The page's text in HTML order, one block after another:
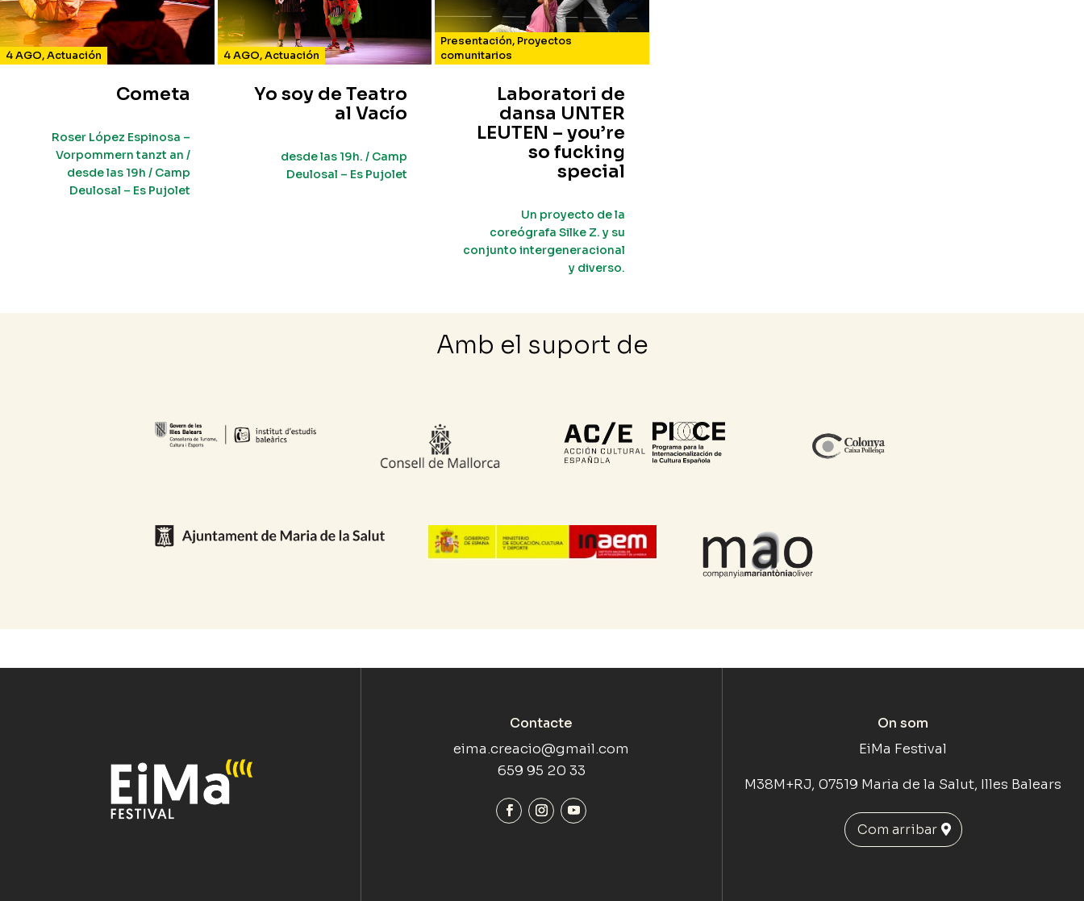
4 AGO,Actuación
Cometa
Roser López Espinosa –
Vorpommern tanzt an /
desde las 19h / Camp
Deulosal – Es Pujolet
4 AGO,Actuación
Yo soy de Teatro
al Vacío
desde las 19h. / Camp
Deulosal – Es Pujolet
Presentación, Proyectos
comunitarios
Laboratori de
dansa UNTER
LEUTEN – you’re
so fucking
special
Un proyecto de la
coreógrafa Silke Z. y su
conjunto intergeneracional
y diverso.
Amb el suport de
Contacte
eima.creacio@gmail.com
659 95 20 33
On som
EiMa Festival
M38M+RJ, 07519 Maria de la Salut, Illes Balears
Com arribar